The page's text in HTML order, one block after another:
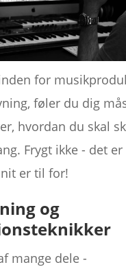
for
føler du dig
hvordan du skal
Frygt ikke - det
er til for!
og
mange dele -